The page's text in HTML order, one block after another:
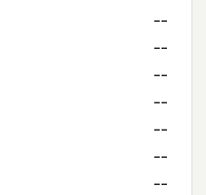
--
--
--
--
--
--
--